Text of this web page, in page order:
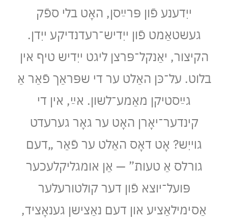
ייִדענע פֿון פּרײַסן, האָט בלי ספֿק
געשטאַמט פֿון ייִדיש־רעדנדיקע ייִדן.
הקיצור, יאַנקל־פּרצן ליגט ייִדיש טיף אין
בלוט. על־כּן האַלט ער די שפּראַך פֿאַר אַ
גײַסטיקן מאַמע־לשון. אײַ, אין די
קינדער־יאָרן האָט ער גאָר גערעדט
גױיִש? אָט דאָס האַלט ער פֿאַר „דעם
גורלס אַ טעות” — אַן אומגליקלעכער
פּועל־יוצא פֿון דער קולטורעלער
אַסימילאַציע און דעם נאַצישן גענאָציד,